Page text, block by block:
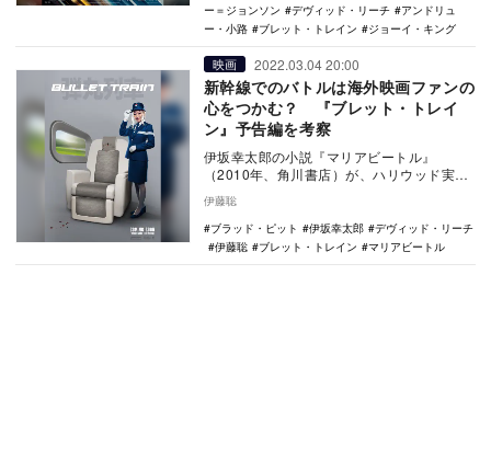
ー＝ジョンソン
デヴィッド・リーチ
アンドリュ
ー・小路
ブレット・トレイン ジョーイ・キング
映画 2022.03.04 20:00
新幹線でのバトルは海外映画ファンの
心をつかむ？ 『ブレット・トレイ
ン』予告編を考察
伊坂幸太郎の小説『マリアビートル』
（2010年、角川書店）が、ハリウッド実写
版として映像化され、2022年7月に米国に
て、202…
伊藤聡
ブラッド・ピット
伊坂幸太郎
デヴィッド・リーチ
伊藤聡
ブレット・トレイン マリアビートル